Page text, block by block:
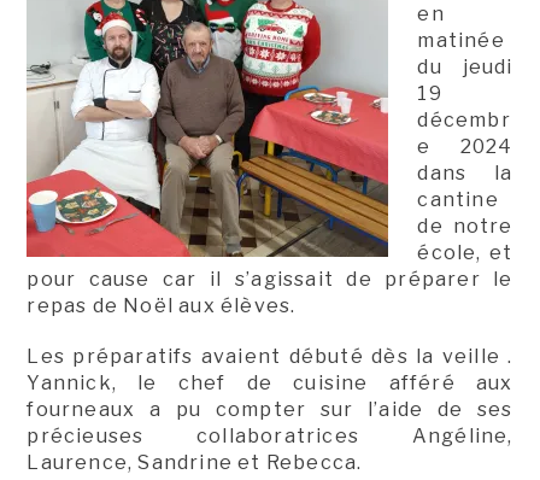
en
matinée
du jeudi
19
décembr
e 2024
dans la
cantine
de notre
école, et
pour cause car il s’agissait de préparer le
repas de Noël aux élèves.
Les préparatifs avaient débuté dès la veille .
Yannick, le chef de cuisine afféré aux
fourneaux a pu compter sur l’aide de ses
précieuses collaboratrices Angéline,
Laurence, Sandrine et Rebecca.